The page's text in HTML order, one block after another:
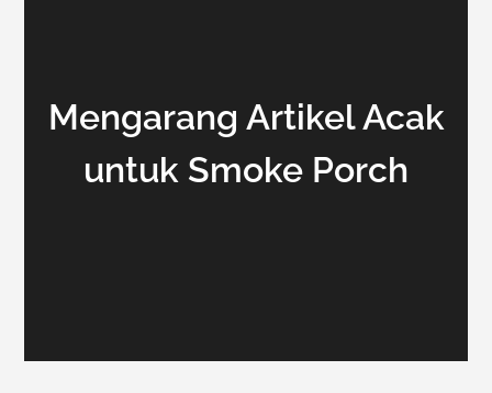
Mengarang Artikel Acak
untuk Smoke Porch